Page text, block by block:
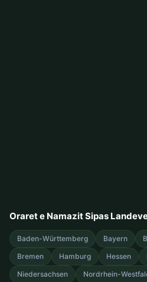
Oraret e Namazit Sipas
Baden-Württemberg Bayern
Bremen
Hamburg Hessen
Niedersachsen
Nordrhein-